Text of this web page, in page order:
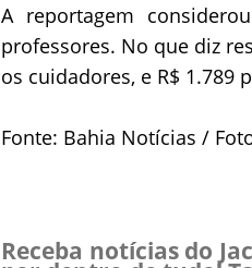
A reportagem
professores. No que diz
os cuidadores, e R$ 1.789
Fonte: Bahia Notícias /
Receba notícias do